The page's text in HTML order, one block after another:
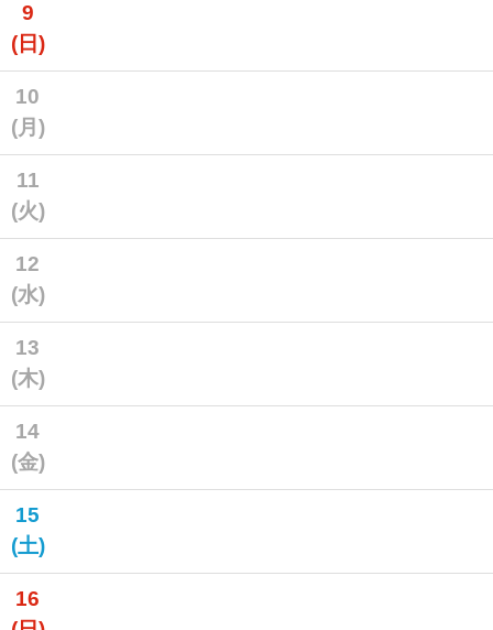
9
(日)
10
(月)
11
(火)
12
(水)
13
(木)
14
(金)
15
(土)
16